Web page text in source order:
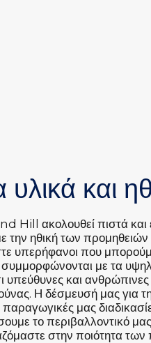
και
Hill ακολουθεί πιστά και
την ηθική των προμηθειών
υπερήφανοι που
συμμορφώνονται με τα
και ανθρώπινες
Η δέσμευσή μας για
παραγωγικές μας
το περιβαλλοντικό
στην ποιότητα των